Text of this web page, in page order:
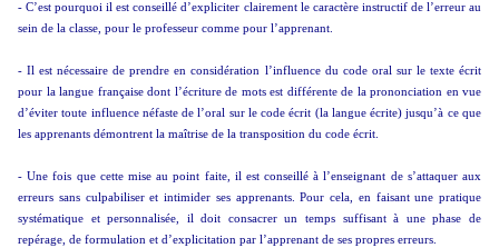
- C’est pourquoi il est conseillé d’expliciter clairement le caractère instructif de l’erreur au
sein de la classe, pour le professeur comme pour l’apprenant.
- Il est nécessaire de prendre en considération l’influence du code oral sur le texte écrit
pour la langue française dont l’écriture de mots est différente de la prononciation en vue
d’éviter toute influence néfaste de l’oral sur le code écrit (la langue écrite) jusqu’à ce que
les apprenants démontrent la maîtrise de la transposition du code écrit.
- Une fois que cette mise au point faite, il est conseillé à l’enseignant de s’attaquer aux
erreurs sans culpabiliser et intimider ses apprenants. Pour cela, en faisant une pratique
systématique et personnalisée, il doit consacrer un temps suffisant à une phase de
repérage, de formulation et d’explicitation par l’apprenant de ses propres erreurs.